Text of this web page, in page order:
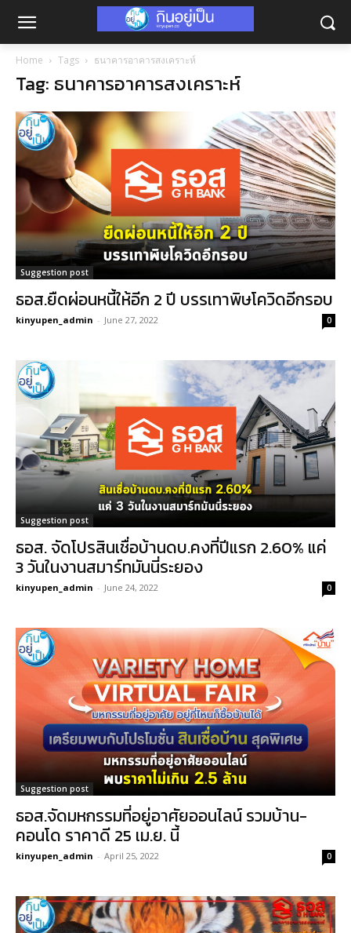
Home Tags ธนาคารอาคารสงเคราะห์
Tag: ธนาคารอาคารสงเคราะห์
Suggestion post
ธอส.ยืดผ่อนหนี้ให้อีก 2 ปี บรรเทาพิษโควิดอีกรอบ
kinyupen_admin - June 27, 2022 0
Suggestion post
ธอส. จัดโปรสินเชื่อบ้านดบ.คงที่ปีแรก 2.60% แค่
3 วันในงานสมาร์ทมันนี่ระยอง
kinyupen_admin - June 24, 2022 0
Suggestion post
ธอส.จัดมหกรรมที่อยู่อาศัยออนไลน์ รวมบ้าน-
คอนโด ราคาดี 25 เม.ย. นี้
kinyupen_admin - April 25, 2022 0